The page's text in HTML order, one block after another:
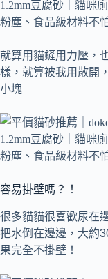
就算用貓鏟用力壓，
樣，就算被我用散開
小塊
容易掛壁嗎？！
很多貓貓很喜歡尿在
把水倒在邊邊，大約
果完全不掛壁！